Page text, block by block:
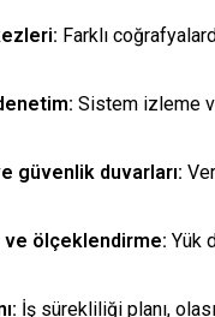
Farklı
Sistem izleme
güvenlik duvarları:
ölçeklendirme: Yük
İş sürekliliği planı,